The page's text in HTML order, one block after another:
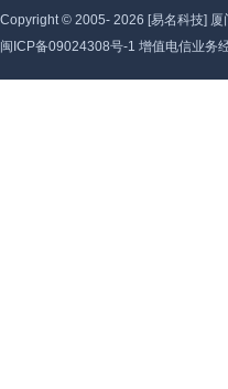
Copyright © 2005- 2026 [易名科技]
闽ICP备09024308号-1 增值电信业务